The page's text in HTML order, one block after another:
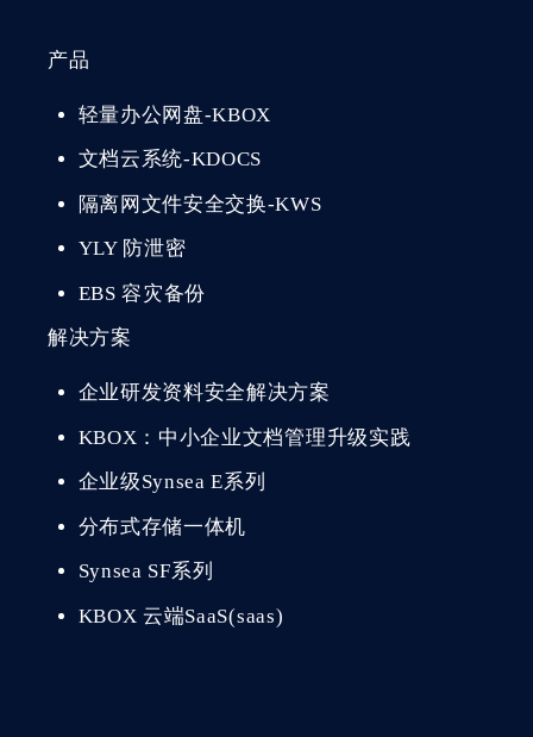
产品
轻量办公网盘-KBOX
文档云系统-KDOCS
隔离网文件安全交换-KWS
YLY 防泄密
EBS 容灾备份
解决方案
企业研发资料安全解决方案
KBOX：中小企业文档管理升级实践
企业级Synsea E系列
分布式存储一体机
Synsea SF系列
KBOX 云端SaaS(saas)